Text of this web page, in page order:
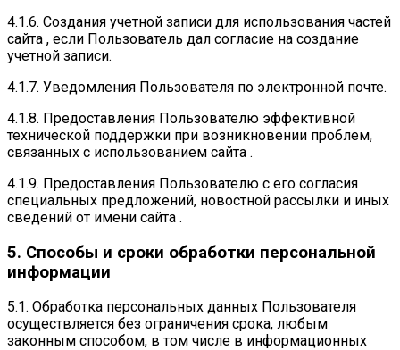
4.1.6. Создания учетной записи для использования частей
сайта , если Пользователь дал согласие на создание
учетной записи.
4.1.7. Уведомления Пользователя по электронной почте.
4.1.8. Предоставления Пользователю эффективной
технической поддержки при возникновении проблем,
связанных с использованием сайта .
4.1.9. Предоставления Пользователю с его согласия
специальных предложений, новостной рассылки и иных
сведений от имени сайта .
5. Способы и сроки обработки персональной
информации
5.1. Обработка персональных данных Пользователя
осуществляется без ограничения срока, любым
законным способом, в том числе в информационных